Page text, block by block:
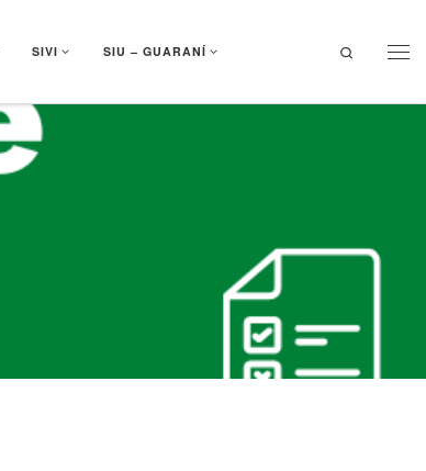
SIVI SIU – GUARANÍ
Search